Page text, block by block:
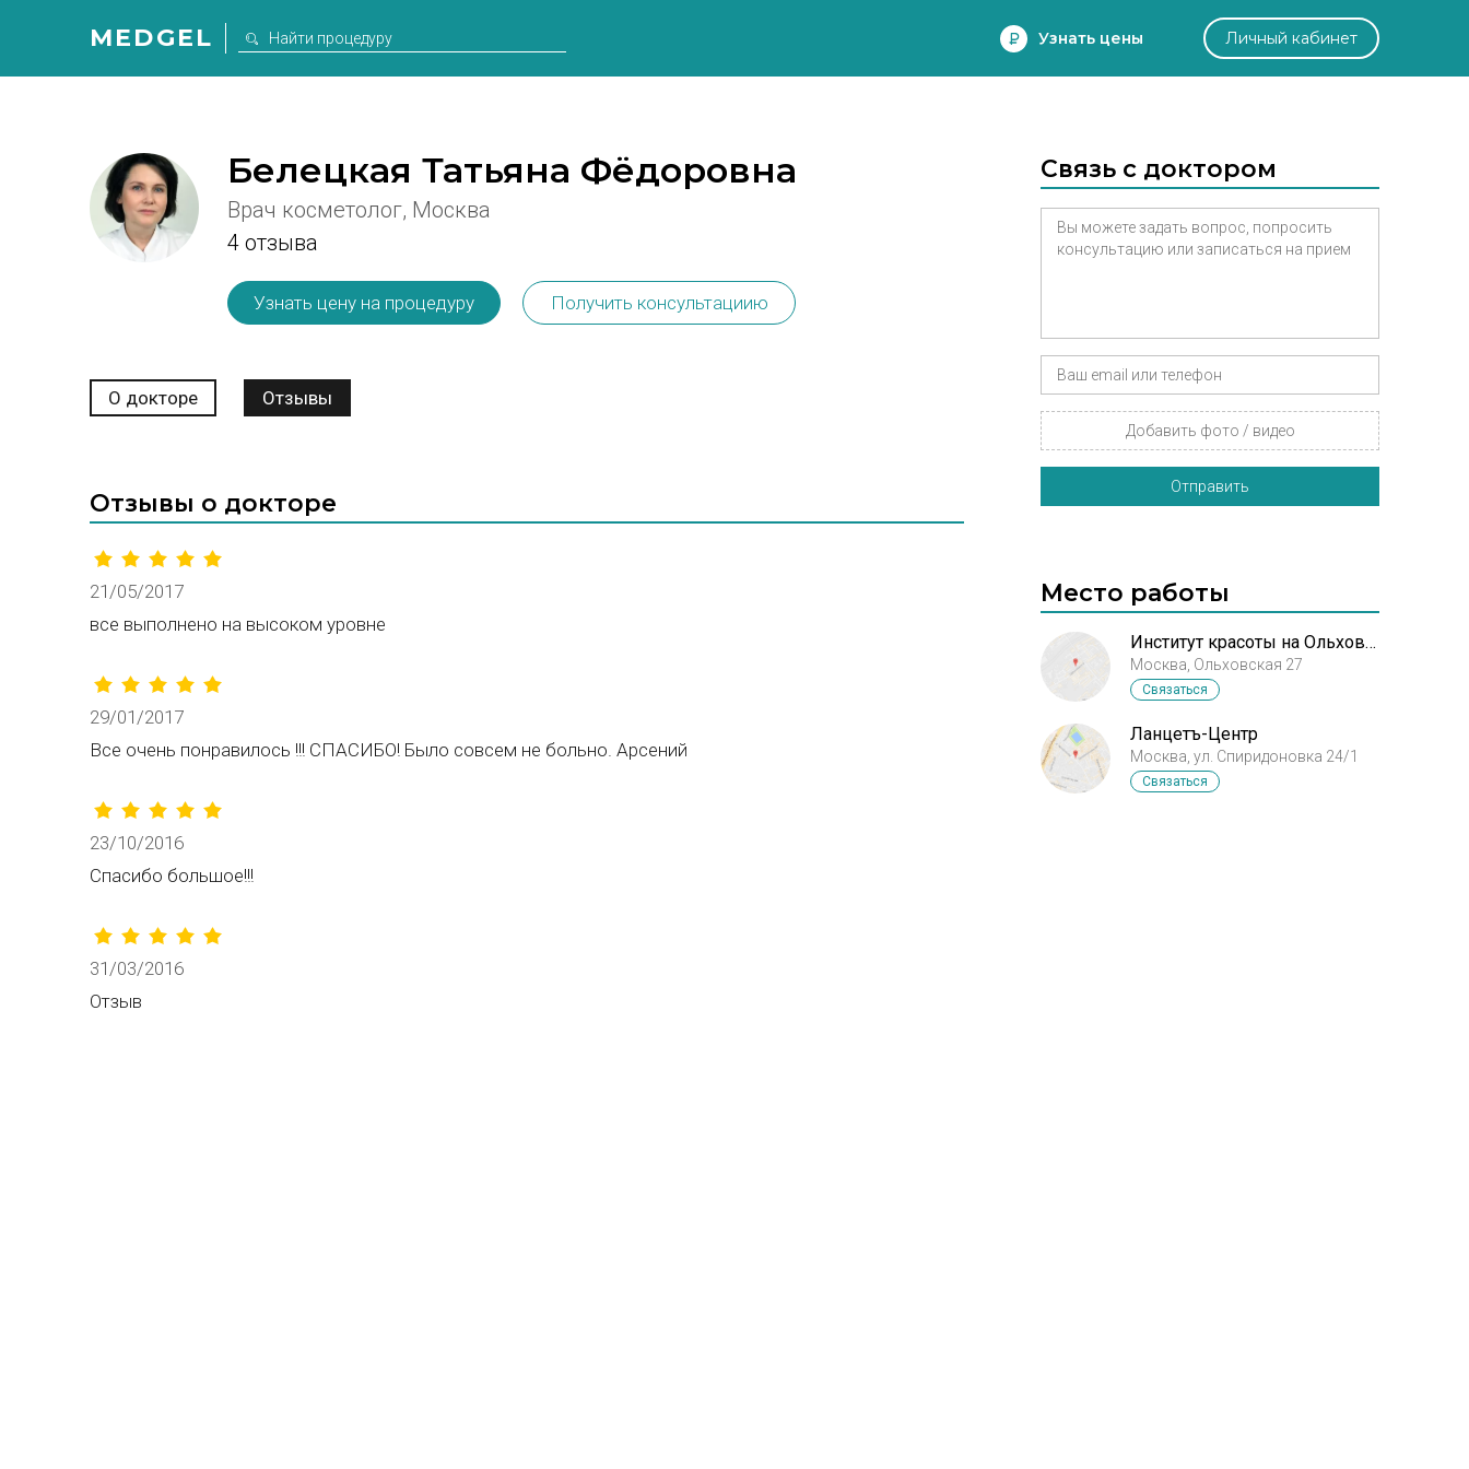
MEDGEL Узнать цены Личный кабинет
Белецкая Татьяна Фёдоровна
Врач косметолог, Москва
4 отзыва
Узнать цену на процедуру Получить консультациию
О докторе Отзывы
Отзывы о докторе
21/05/2017
все выполнено на высоком уровне
29/01/2017
Все очень понравилось !!! СПАСИБО! Было совсем не больно. Арсений
23/10/2016
Спасибо большое!!!
31/03/2016
Отзыв
Связь с доктором
Добавить фото / видео
Отправить
Место работы
Институт красоты на Ольховке
Москва, Ольховская 27
Связаться
Ланцетъ-Центр
Москва, ул. Спиридоновка 24/1
Связаться